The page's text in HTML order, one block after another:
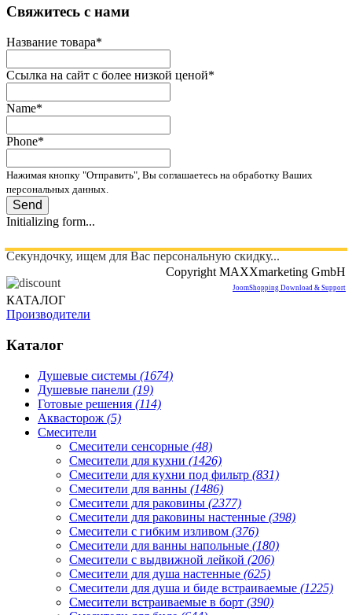
­Свяжитесь с нами
Название товара*
Ссылка на сайт с более низкой ценой*
Name*
Phone*
Нажимая кнопку "Отправить", Вы соглашаетесь на обработку Ваших
персональных данных.
Send
Initializing form...
Секундочку, ищем для Вас персональную скидку...
Copyright MAXXmarketing GmbH
JoomShopping Download & Support
КАТАЛОГ
Производители
Каталог
Душевые системы (1674)
Душевые панели (19)
Готовые решения (114)
Аквасторож (5)
Смесители
Смесители сенсорные (48)
Смесители для кухни (1426)
Смесители для кухни под фильтр (831)
Смесители для ванны (1486)
Смесители для раковины (2377)
Смесители для раковины настенные (398)
Смесители с гибким изливом (376)
Смесители для ванны напольные (180)
Смесители с выдвижной лейкой (206)
Смесители для душа настенные (625)
Смесители для душа и биде встраиваемые (1225)
Смесители встраиваемые в борт (390)